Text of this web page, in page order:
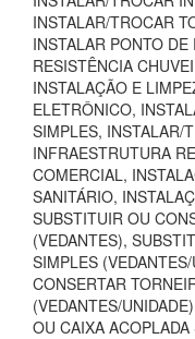
INSTALAR/TROCAR
INSTALAR PONTO
RESISTÊNCIA
INSTALAÇÃO E
ELETRÔNICO,
SIMPLES, INSTALAR/
INFRAESTRUTURA
COMERCIAL,
SANITÁRIO,
SUBSTITUIR OU
(VEDANTES),
SIMPLES
CONSERTAR
(VEDANTES/
OU CAIXA